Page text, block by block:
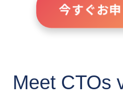
今すぐお
Meet CTOs